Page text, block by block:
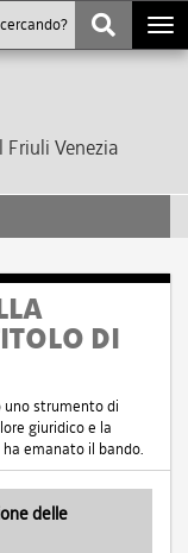
Venezia
DI
strumento di
giuridico e la
emanato il bando.
delle